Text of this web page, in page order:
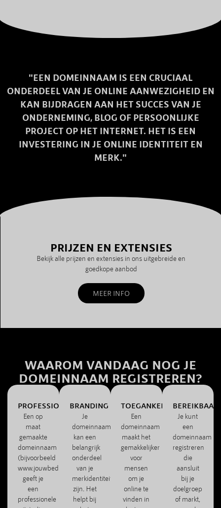
"EEN DOMEINNAAM IS EEN CRUCIAAL
ONDERDEEL VAN JE ONLINE AANWEZIGHEID EN
KAN BIJDRAGEN AAN HET SUCCES VAN JE
ONDERNEMING, BLOG OF PERSOONLIJKE
PROJECT OP HET INTERNET. HET IS EEN
INVESTERING IN JE ONLINE IDENTITEIT EN
MERK."
PRIJZEN EN EXTENSIES
Bekijk alle prijzen en extensies in ons uitgebreide en
goedkope aanbod
MEER INFO
WAAROM VANDAAG NOG JE
DOMEINNAAM REGISTREREN?
PROFESSIONALITEIT
Een op
maat
gemaakte
domeinnaam
(bijvoorbeeld
www.jouwbedrijf.com)
geeft je
een
professionele
BRANDING
Je
domeinnaam
kan een
belangrijk
onderdeel
van je
merkidentiteit
zijn. Het
helpt bij
TOEGANKELIJKHEID
Een
domeinnaam
maakt het
gemakkelijker
voor
mensen
om je
online te
vinden in
Je kunt
een
domeinnaam
registreren
die
aansluit
bij je
doelgroep
of markt,